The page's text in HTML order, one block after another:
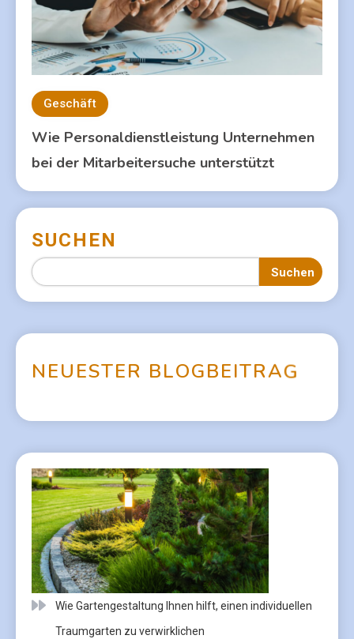
Geschäft
Wie Personaldienstleistung Unternehmen
bei der Mitarbeitersuche unterstützt
SUCHEN
Suchen
NEUESTER BLOGBEITRAG
Wie Gartengestaltung Ihnen hilft, einen individuellen
Traumgarten zu verwirklichen